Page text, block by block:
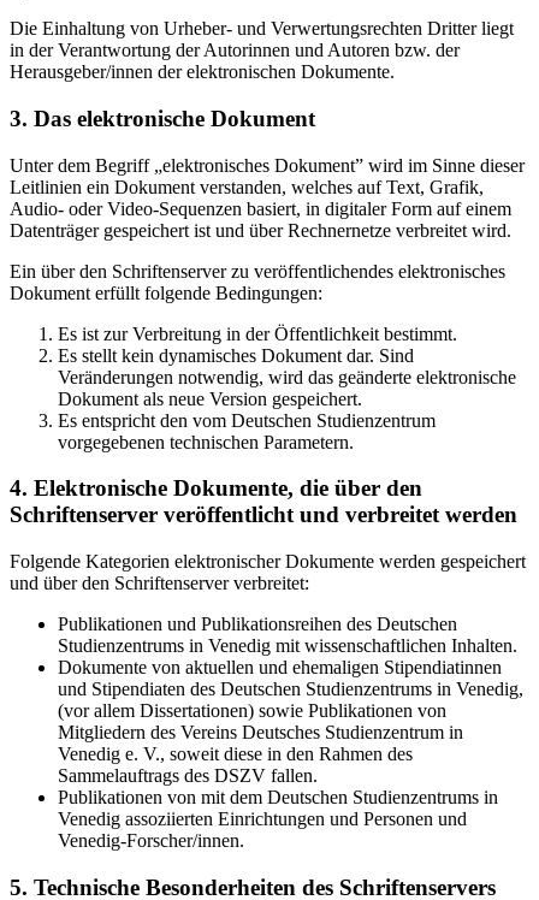
Die Einhaltung von Urheber- und Verwertungsrechten Dritter liegt
in der Verantwortung der Autorinnen und Autoren bzw. der
Herausgeber/innen der elektronischen Dokumente.
3. Das elektronische Dokument
Unter dem Begriff „elektronisches Dokument” wird im Sinne dieser
Leitlinien ein Dokument verstanden, welches auf Text, Grafik,
Audio- oder Video-Sequenzen basiert, in digitaler Form auf einem
Datenträger gespeichert ist und über Rechnernetze verbreitet wird.
Ein über den Schriftenserver zu veröffentlichendes elektronisches
Dokument erfüllt folgende Bedingungen:
Es ist zur Verbreitung in der Öffentlichkeit bestimmt.
Es stellt kein dynamisches Dokument dar. Sind
Veränderungen notwendig, wird das geänderte elektronische
Dokument als neue Version gespeichert.
Es entspricht den vom Deutschen Studienzentrum
vorgegebenen technischen Parametern.
4. Elektronische Dokumente, die über den
Schriftenserver veröffentlicht und verbreitet werden
Folgende Kategorien elektronischer Dokumente werden gespeichert
und über den Schriftenserver verbreitet:
Publikationen und Publikationsreihen des Deutschen
Studienzentrums in Venedig mit wissenschaftlichen Inhalten.
Dokumente von aktuellen und ehemaligen Stipendiatinnen
und Stipendiaten des Deutschen Studienzentrums in Venedig,
(vor allem Dissertationen) sowie Publikationen von
Mitgliedern des Vereins Deutsches Studienzentrum in
Venedig e. V., soweit diese in den Rahmen des
Sammelauftrags des DSZV fallen.
Publikationen von mit dem Deutschen Studienzentrums in
Venedig assoziierten Einrichtungen und Personen und
Venedig-Forscher/innen.
5. Technische Besonderheiten des Schriftenservers